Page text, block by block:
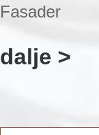
Fasader
dalje >